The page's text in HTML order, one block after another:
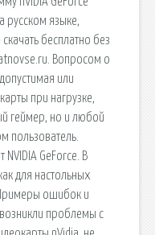
русском языке,
бесплатно без
Вопросом о
или
при нагрузке,
геймер, но и любой
пользователь.
GeForce. В
для настольных
ошибок и
проблемы с